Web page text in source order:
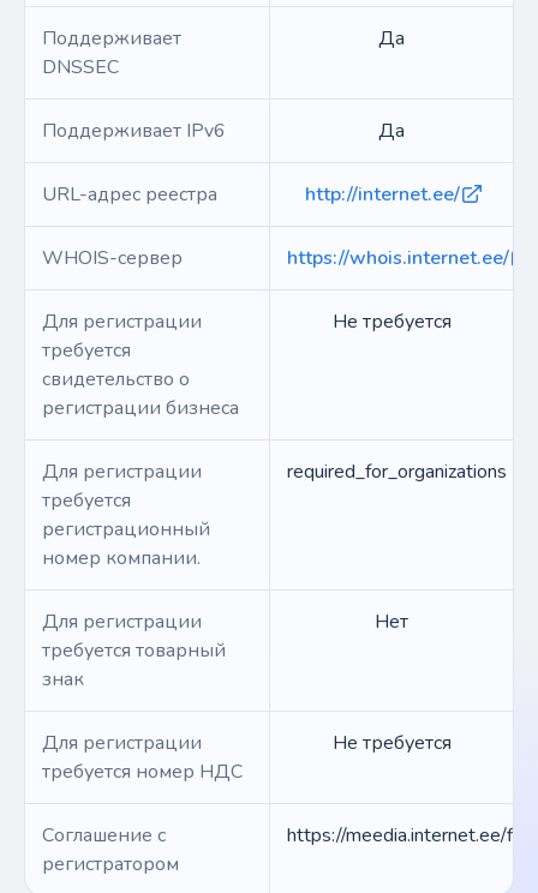
Поддерживает
DNSSEC
Да
Поддерживает IPv6 Да
URL-адрес реестра http://internet.ee/
WHOIS-сервер https://whois.internet.ee/
Для регистрации
требуется
свидетельство о
регистрации бизнеса
Не требуется
Для регистрации
требуется
регистрационный
номер компании.
required_for_organizations
Для регистрации
требуется товарный
знак
Нет
Для регистрации
требуется номер НДС
Не требуется
Соглашение с
регистратором
https://meedia.internet.ee/